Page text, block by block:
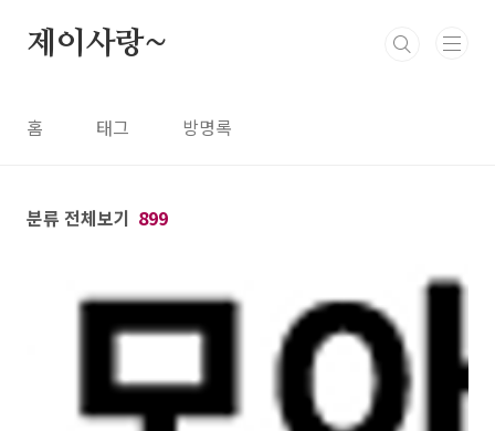
제이사랑~
홈 태그 방명록
분류 전체보기 899